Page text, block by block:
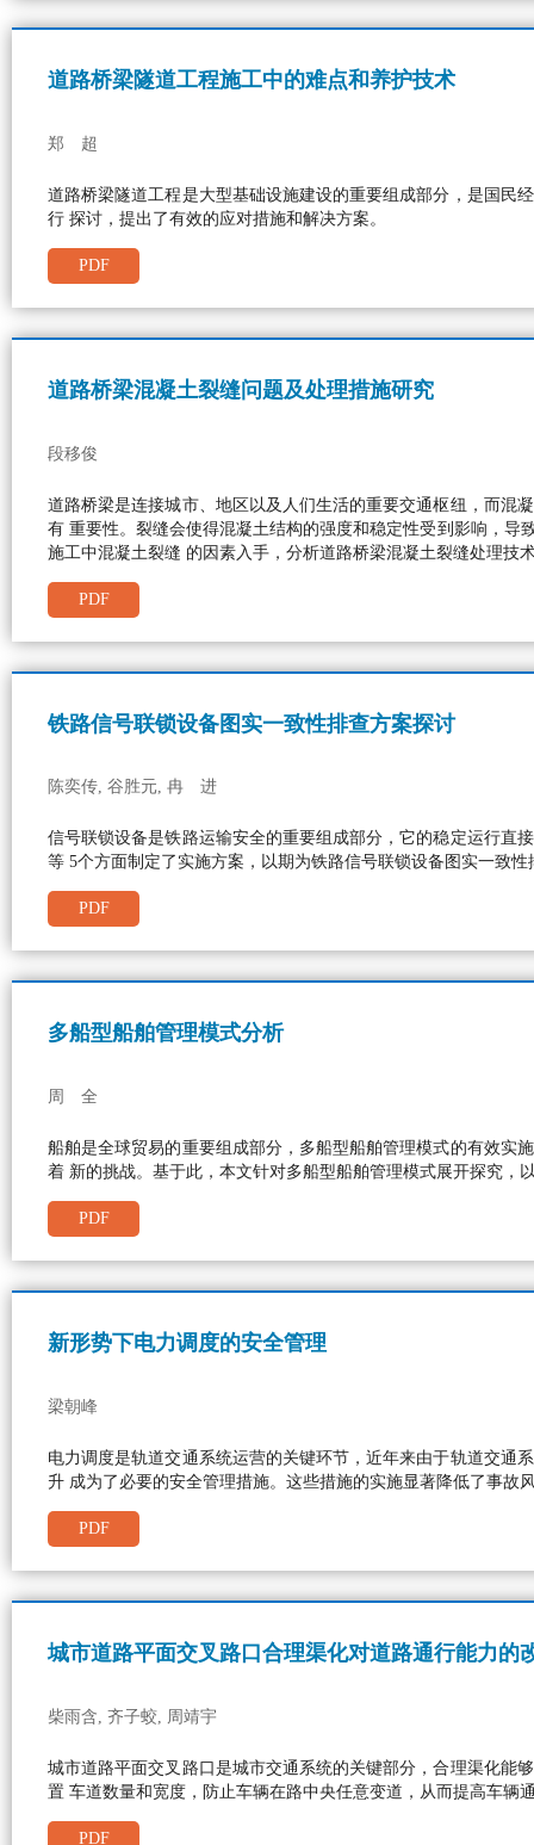
道路桥梁隧道工程施工中的难点和养护技术
郑 超
道路桥梁隧道工程是大型基础设施建设的重要组成部分，是国民
行 探讨，提出了有效的应对措施和解决方案。
PDF
道路桥梁混凝土裂缝问题及处理措施研究
段移俊
道路桥梁是连接城市、地区以及人们生活的重要交通枢纽，而混
有 重要性。裂缝会使得混凝土结构的强度和稳定性受到影响，
施工中混凝土裂缝 的因素入手，分析道路桥梁混凝土裂缝处理技
PDF
铁路信号联锁设备图实一致性排查方案探讨
陈奕传, 谷胜元, 冉 进
信号联锁设备是铁路运输安全的重要组成部分，它的稳定运行直
等 5个方面制定了实施方案，以期为铁路信号联锁设备图实一致
PDF
多船型船舶管理模式分析
周 全
船舶是全球贸易的重要组成部分，多船型船舶管理模式的有效实
着 新的挑战。基于此，本文针对多船型船舶管理模式展开探究，
PDF
新形势下电力调度的安全管理
梁朝峰
电力调度是轨道交通系统运营的关键环节，近年来由于轨道交通
升 成为了必要的安全管理措施。这些措施的实施显著降低了事故
PDF
城市道路平面交叉路口合理渠化对道路通行能力的
柴雨含, 齐子蛟, 周靖宇
城市道路平面交叉路口是城市交通系统的关键部分，合理渠化能
置 车道数量和宽度，防止车辆在路中央任意变道，从而提高车辆
PDF